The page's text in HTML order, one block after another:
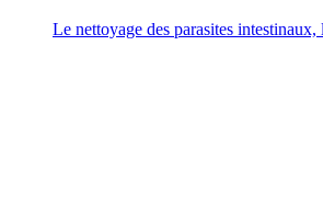
Le nettoyage des parasites